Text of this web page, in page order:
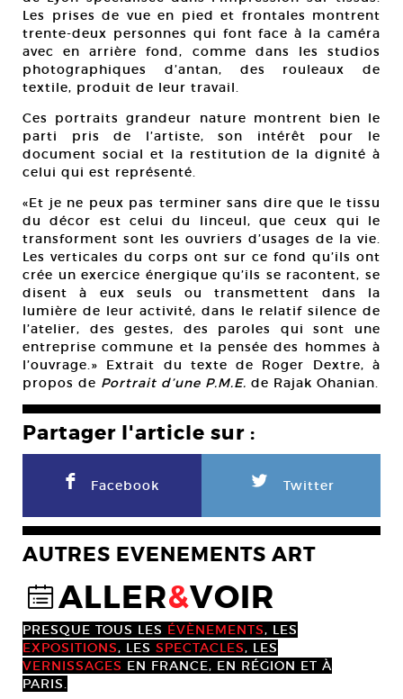
Les prises de vue en pied et frontales montrent
trente-deux personnes qui font face à la caméra
avec en arrière fond, comme dans les studios
photographiques d’antan, des rouleaux de
textile, produit de leur travail.
Ces portraits grandeur nature montrent bien le
parti pris de l’artiste, son intérêt pour le
document social et la restitution de la dignité à
celui qui est représenté.
«Et je ne peux pas terminer sans dire que le tissu
du décor est celui du linceul, que ceux qui le
transforment sont les ouvriers d’usages de la vie.
Les verticales du corps ont sur ce fond qu’ils ont
crée un exercice énergique qu’ils se racontent, se
disent à eux seuls ou transmettent dans la
lumière de leur activité, dans le relatif silence de
l’atelier, des gestes, des paroles qui sont une
entreprise commune et la pensée des hommes à
l’ouvrage.» Extrait du texte de Roger Dextre, à
propos de Portrait d’une P.M.E. de Rajak Ohanian.
Partager l'article sur :
F Facebook L Twitter
AUTRES EVENEMENTS ART
@ALLER&VOIR
PRESQUE TOUS LES ÉVÈNEMENTS, LES
EXPOSITIONS, LES SPECTACLES, LES
VERNISSAGES EN FRANCE, EN RÉGION ET À
PARIS.